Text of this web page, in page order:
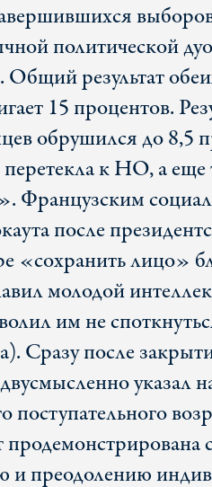
политической
Общий результат
15 процентов.
обрушился до 8,5
перетекла к НО, а
Французским
после
«сохранить лицо»
молодой
им не
Сразу после
указал
поступательного
продемонстрирована
и преодолению